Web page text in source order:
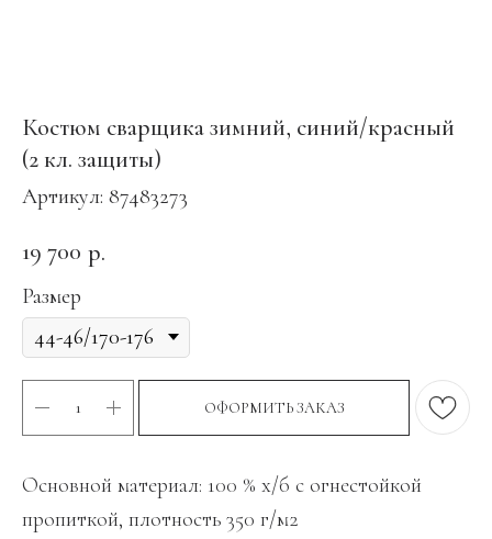
Костюм сварщика зимний, синий/красный
(2 кл. защиты)
Артикул: 87483273
19 700 р.
Размер
ОФОРМИТЬ ЗАКАЗ
Основной материал: 100 % х/б с огнестойкой
пропиткой, плотность 350 г/м2